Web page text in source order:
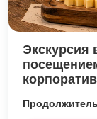
Экскурсия